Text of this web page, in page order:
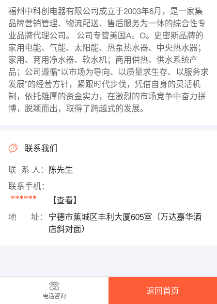
福州中科创电器有限公司成立于2003年6月，是一家集
品牌营销管理、物流配送、售后服务为一体的综合性专
业品牌代理公司。 公司专营美国A。O。史密斯品牌的
家用电能、气能、太阳能、热泵热水器、中央热水器；
家用、商用净水器、软水机；商用供热、供水系统产
品；公司遵循“以市场为导向、以质量求生存、以服务求
发展”的经营方针，紧跟时代步伐，凭借自身的灵活机
制，依托雄厚的资金实力，在激烈的市场竞争中奋力拼
博，脱颖而出，取得了跨越式的发展。
联系我们
联 系 人：
陈先生
联系手机：
******
【查看】
地 址：
宁德市蕉城区丰利大厦605室（万达嘉华酒
店斜对面）
电话咨询
返回首页